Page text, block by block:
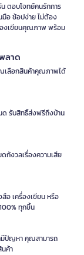
ตอบโจทย์คนรักการ
มือ ช้อปง่าย ไม่ต้อง
องเขียนคุณภาพ พร้อม
ลาด
เลือกสินค้าคุณภาพได้
รับสิทธิ์ส่งฟรีถึงบ้าน
กังวลเรื่องความเสีย
อ เครื่องเขียน หรือ
ทุกชิ้น
มีปัญหา คุณสามารถ
ค้า